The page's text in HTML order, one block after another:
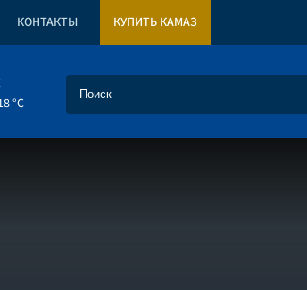
КОНТАКТЫ КУПИТЬ КАМАЗ
°C